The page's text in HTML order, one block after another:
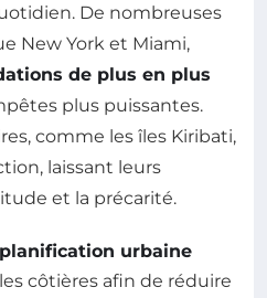
De nombreuses
New York et Miami,
de plus en plus
plus puissantes.
comme les îles Kiribati,
laissant leurs
et la précarité.
planification urbaine
côtières afin de réduire